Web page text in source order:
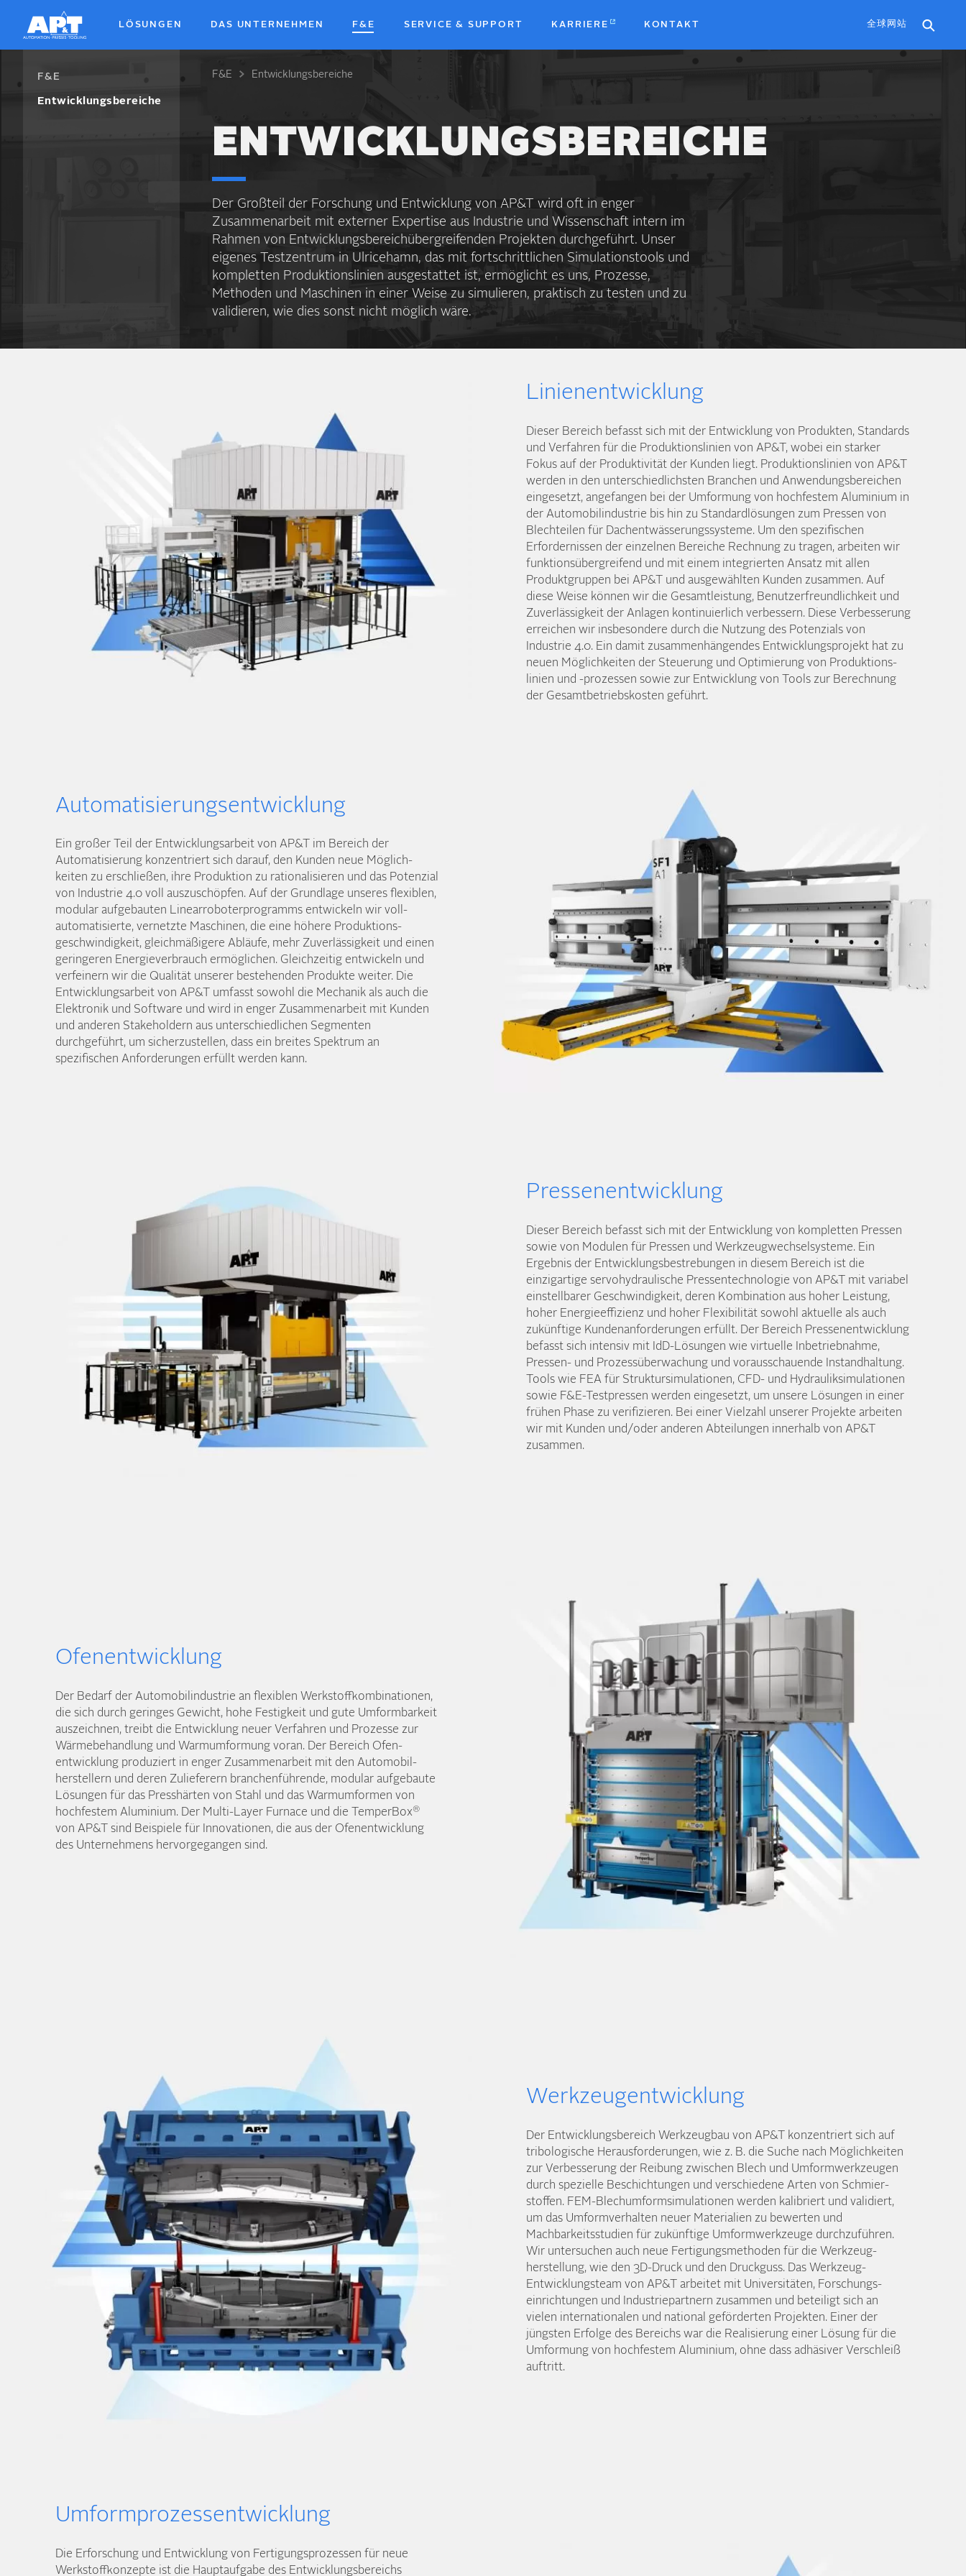
main
LÖSUNGEN DAS UNTERNEHMEN F&E SERVICE & SUPPORT KARRIERE KONTAKT 全球网站
F&E
Entwicklungsbereiche
Breadcrumb
F&E Entwicklungsbereiche
ENTWICKLUNGSBEREICHE
Der Großteil der Forschung und Entwicklung von AP&T wird oft in enger
Zusammen­arbeit mit externer Expertise aus Industrie und Wissen­schaft intern im
Rahmen von Entwicklungs­bereich­über­greifenden Projekten durch­geführt. Unser
eigenes Test­zentrum in Ulricehamn, das mit fort­schrittlichen Simulations­tools und
kompletten Produktions­linien aus­gestattet ist, ermöglicht es uns, Prozesse,
Methoden und Maschinen in einer Weise zu simulieren, praktisch zu testen und zu
validieren, wie dies sonst nicht möglich wäre.
Linienentwicklung
Dieser Bereich befasst sich mit der Entwicklung von Produkten, Standards
und Verfahren für die Produktions­linien von AP&T, wobei ein starker
Fokus auf der Produktivität der Kunden liegt. Produktions­linien von AP&T
werden in den unter­schiedlichsten Branchen und Anwendungs­bereichen
eingesetzt, angefangen bei der Umformung von hochfestem Aluminium in
der Automobil­industrie bis hin zu Standard­lösungen zum Pressen von
Blechteilen für Dach­entwässerungs­systeme. Um den spezifischen
Erfordernissen der einzelnen Bereiche Rechnung zu tragen, arbeiten wir
funktions­übergreifend und mit einem integrierten Ansatz mit allen
Produktgruppen bei AP&T und ausgewählten Kunden zusammen. Auf
diese Weise können wir die Gesamt­leistung, Benutzer­freundlichkeit und
Zuverlässigkeit der Anlagen kontinuierlich verbessern. Diese Verbesserung
erreichen wir insbesondere durch die Nutzung des Potenzials von
Industrie 4.0. Ein damit zusammen­hängendes Entwicklungs­projekt hat zu
neuen Möglich­keiten der Steuerung und Optimierung von Produktions­
linien und -prozessen sowie zur Entwicklung von Tools zur Berechnung
der Gesamt­betriebskosten geführt.
Automatisierungsentwicklung
Ein großer Teil der Entwicklungs­arbeit von AP&T im Bereich der
Automatisierung konzentriert sich darauf, den Kunden neue Möglich­
keiten zu erschließen, ihre Produktion zu rationalisieren und das Potenzial
von Industrie 4.0 voll auszuschöpfen. Auf der Grundlage unseres flexiblen,
modular aufgebauten Linear­roboter­programms entwickeln wir voll­
automatisierte, vernetzte Maschinen, die eine höhere Produktions­
geschwindigkeit, gleich­mäßigere Abläufe, mehr Zuverlässig­keit und einen
geringeren Energie­verbrauch ermöglichen. Gleich­zeitig entwickeln und
verfeinern wir die Qualität unserer bestehenden Produkte weiter. Die
Entwicklungs­arbeit von AP&T umfasst sowohl die Mechanik als auch die
Elektronik und Software und wird in enger Zusammen­arbeit mit Kunden
und anderen Stakeholdern aus unterschiedlichen Segmenten
durchgeführt, um sicherzustellen, dass ein breites Spektrum an
spezifischen Anforderungen erfüllt werden kann.
Pressenentwicklung
Dieser Bereich befasst sich mit der Entwicklung von kompletten Pressen
sowie von Modulen für Pressen und Werkzeug­wechsel­systeme. Ein
Ergebnis der Entwicklungs­bestrebungen in diesem Bereich ist die
einzigartige servo­hydraulische Pressen­technologie von AP&T mit variabel
einstellbarer Geschwindig­keit, deren Kombination aus hoher Leistung,
hoher Energie­effizienz und hoher Flexibilität sowohl aktuelle als auch
zukünftige Kunden­anforderungen erfüllt. Der Bereich Pressen­entwicklung
befasst sich intensiv mit IdD-Lösungen wie virtuelle Inbetrieb­nahme,
Pressen- und Prozess­überwachung und voraus­schauende Instand­haltung.
Tools wie FEA für Struktur­simulationen, CFD- und Hydraulik­simulationen
sowie F&E-Testpressen werden eingesetzt, um unsere Lösungen in einer
frühen Phase zu verifizieren. Bei einer Vielzahl unserer Projekte arbeiten
wir mit Kunden und/oder anderen Abteilungen innerhalb von AP&T
zusammen.
Ofenentwicklung
Der Bedarf der Automobil­industrie an flexiblen Werkstoff­kombinationen,
die sich durch geringes Gewicht, hohe Festigkeit und gute Umformbar­keit
auszeichnen, treibt die Entwicklung neuer Verfahren und Prozesse zur
Wärme­behandlung und Warm­umformung voran. Der Bereich Ofen­
entwicklung produziert in enger Zusammen­arbeit mit den Automobil­
herstellern und deren Zulieferern branchen­führende, modular aufgebaute
Lösungen für das Presshärten von Stahl und das Warm­umformen von
hoch­festem Aluminium. Der Multi-Layer Furnace und die TemperBox®
von AP&T sind Beispiele für Innovationen, die aus der Ofen­entwicklung
des Unternehmens hervorgegangen sind.
Werkzeugentwicklung
Der Entwicklungs­bereich Werkzeug­bau von AP&T konzentriert sich auf
tribologische Herausforderungen, wie z. B. die Suche nach Möglich­keiten
zur Verbesserung der Reibung zwischen Blech und Umform­werkzeugen
durch spezielle Beschichtungen und verschiedene Arten von Schmier­
stoffen. FEM-Blech­umform­simulationen werden kalibriert und validiert,
um das Umform­verhalten neuer Materialien zu bewerten und
Machbarkeits­studien für zukünftige Umform­werkzeuge durch­zuführen.
Wir untersuchen auch neue Fertigungs­methoden für die Werkzeug­
herstellung, wie den 3D-Druck und den Druckguss. Das Werkzeug-
Entwicklungs­team von AP&T arbeitet mit Universitäten, Forschungs­
einrichtungen und Industrie­partnern zusammen und beteiligt sich an
vielen internationalen und national geförderten Projekten. Einer der
jüngsten Erfolge des Bereichs war die Realisierung einer Lösung für die
Umformung von hochfestem Aluminium, ohne dass adhäsiver Verschleiß
auftritt.
Umformprozessentwicklung
Die Erforschung und Entwicklung von Fertigungs­prozessen für neue
Werkstoff­konzepte ist die Haupt­aufgabe des Entwicklungs­bereichs